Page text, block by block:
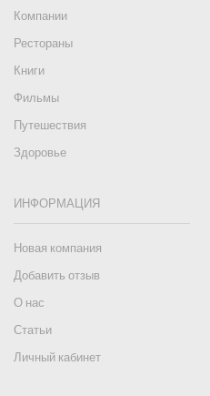
Компании
Рестораны
Книги
Фильмы
Путешествия
Здоровье
ИНФОРМАЦИЯ
Новая компания
Добавить отзыв
О нас
Статьи
Личный кабинет